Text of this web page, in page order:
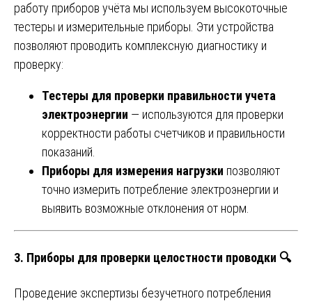
работу приборов учёта мы используем высокоточные
тестеры и измерительные приборы. Эти устройства
позволяют проводить комплексную диагностику и
проверку:
Тестеры для проверки правильности учета
электроэнергии — используются для проверки
корректности работы счетчиков и правильности
показаний.
Приборы для измерения нагрузки позволяют
точно измерить потребление электроэнергии и
выявить возможные отклонения от норм.
3. Приборы для проверки целостности проводки 🔍
Проведение экспертизы безучетного потребления